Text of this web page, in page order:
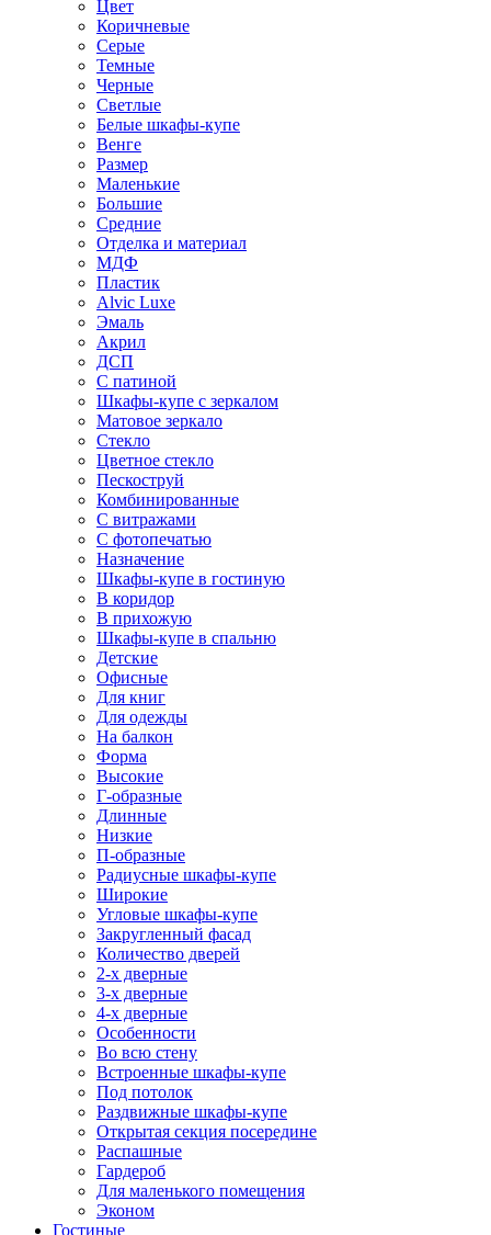
Цвет
Коричневые
Серые
Темные
Черные
Светлые
Белые шкафы-купе
Венге
Размер
Маленькие
Большие
Средние
Отделка и материал
МДФ
Пластик
Alvic Luxe
Эмаль
Акрил
ДСП
С патиной
Шкафы-купе с зеркалом
Матовое зеркало
Стекло
Цветное стекло
Пескоструй
Комбинированные
С витражами
С фотопечатью
Назначение
Шкафы-купе в гостиную
В коридор
В прихожую
Шкафы-купе в спальню
Детские
Офисные
Для книг
Для одежды
На балкон
Форма
Высокие
Г-образные
Длинные
Низкие
П-образные
Радиусные шкафы-купе
Широкие
Угловые шкафы-купе
Закругленный фасад
Количество дверей
2-х дверные
3-х дверные
4-х дверные
Особенности
Во всю стену
Встроенные шкафы-купе
Под потолок
Раздвижные шкафы-купе
Открытая секция посередине
Распашные
Гардероб
Для маленького помещения
Эконом
Гостиные